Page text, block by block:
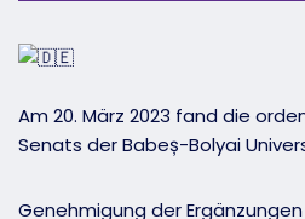
Am 20. März 2023 fand die
Senats der Babeș-Bolyai
Genehmigung der